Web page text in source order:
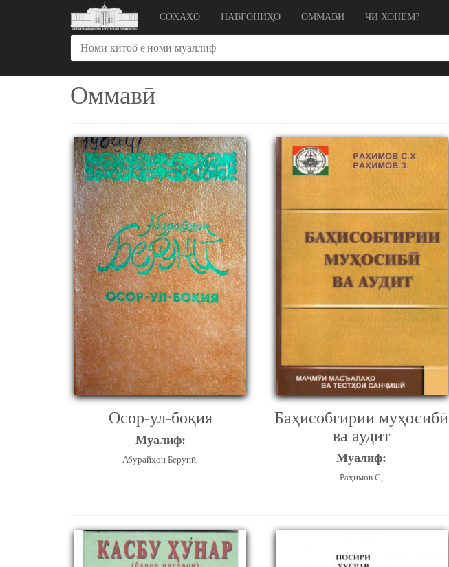
СОҲАҲО НАВГОНИҲО ОММАВӢ ЧӢ ХОНЕМ?
Оммавӣ
Осор-ул-боқия
Муалиф:
Абурайҳон Берунӣ,
Баҳисобгирии муҳосибӣ
ва аудит
Муалиф:
Раҳимов С,